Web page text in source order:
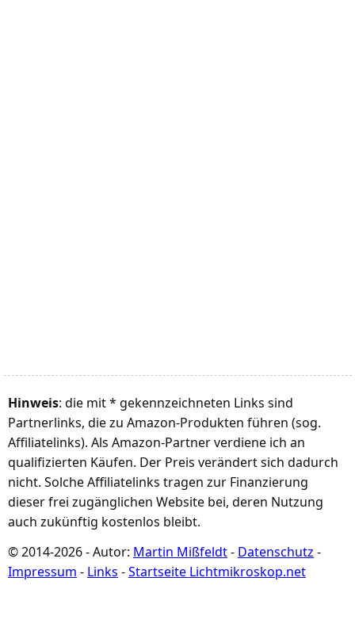
Hinweis: die mit * gekennzeichneten Links sind
Partnerlinks, die zu Amazon-Produkten führen (sog.
Affiliatelinks). Als Amazon-Partner verdiene ich an
qualifizierten Käufen. Der Preis verändert sich dadurch
nicht. Solche Affiliatelinks tragen zur Finanzierung
dieser frei zugänglichen Website bei, deren Nutzung
auch zukünftig kostenlos bleibt.
© 2014-2026 - Autor: Martin Mißfeldt- Datenschutz -
Impressum - Links -Startseite Lichtmikroskop.net